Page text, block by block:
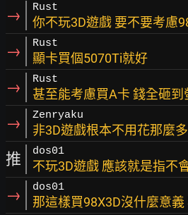
→ Rust
你不玩3D遊戲 要不要考慮
→ Rust
顯卡買個5070Ti就好
→ Rust
甚至能考慮買A卡 錢全砸到
→ Zenryaku
非3D遊戲根本不用花那麼
推 dos01
不玩3D遊戲 應該就是指不
→ dos01
那這樣買98X3D沒什麼意